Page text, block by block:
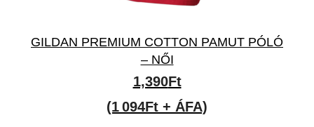
GILDAN PREMIUM COTTON PAMUT PÓLÓ
– NŐI
1,390Ft
(1 094Ft + ÁFA)